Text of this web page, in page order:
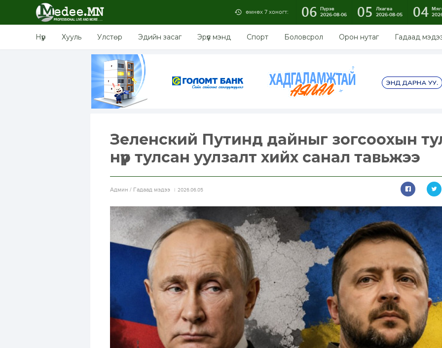
өмнөх 7 хоногт: 06 Пүрэв
2026-08-06
05
Лхагва
2026-08-05
04
Нүүр Хууль Улстөр Эдийн засаг Эрүүл мэнд Спорт Боловсрол Орон нутаг Гадаад
Зеленский Путинд дайныг зогсоохын
нүүр тулсан уулзалт хийх санал тавьжээ
Aдмин / Гадаад мэдээ 2026.06.05